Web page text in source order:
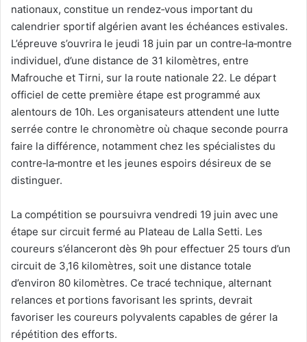
nationaux, constitue un rendez‑vous important du
calendrier sportif algérien avant les échéances estivales.
L’épreuve s’ouvrira le jeudi 18 juin par un contre‑la‑montre
individuel, d’une distance de 31 kilomètres, entre
Mafrouche et Tirni, sur la route nationale 22. Le départ
officiel de cette première étape est programmé aux
alentours de 10h. Les organisateurs attendent une lutte
serrée contre le chronomètre où chaque seconde pourra
faire la différence, notamment chez les spécialistes du
contre‑la‑montre et les jeunes espoirs désireux de se
distinguer.
La compétition se poursuivra vendredi 19 juin avec une
étape sur circuit fermé au Plateau de Lalla Setti. Les
coureurs s’élanceront dès 9h pour effectuer 25 tours d’un
circuit de 3,16 kilomètres, soit une distance totale
d’environ 80 kilomètres. Ce tracé technique, alternant
relances et portions favorisant les sprints, devrait
favoriser les coureurs polyvalents capables de gérer la
répétition des efforts.